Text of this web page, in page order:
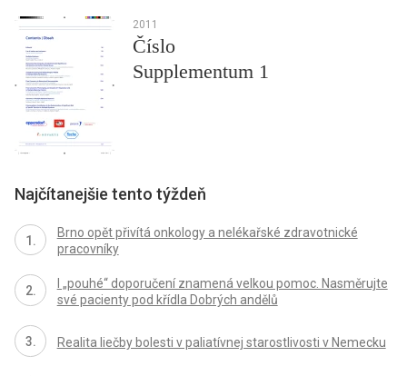
2011
Číslo
Supplementum 1
Najčítanejšie tento týždeň
Brno opět přivítá onkology a nelékařské zdravotnické
pracovníky
I „pouhé“ doporučení znamená velkou pomoc. Nasměrujte
své pacienty pod křídla Dobrých andělů
Realita liečby bolesti v paliatívnej starostlivosti v Nemecku